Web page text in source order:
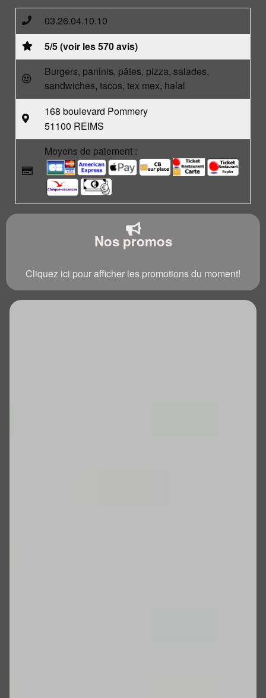
03.26.04.10.10
5/5 (voir les 570 avis)
Burgers, paninis, pâtes, pizza, salades,
sandwiches, tacos, tex mex, halal
168 boulevard Pommery
51100 REIMS
Moyens de paiement :
Nos promos
Cliquez ici pour afficher les promotions du moment!